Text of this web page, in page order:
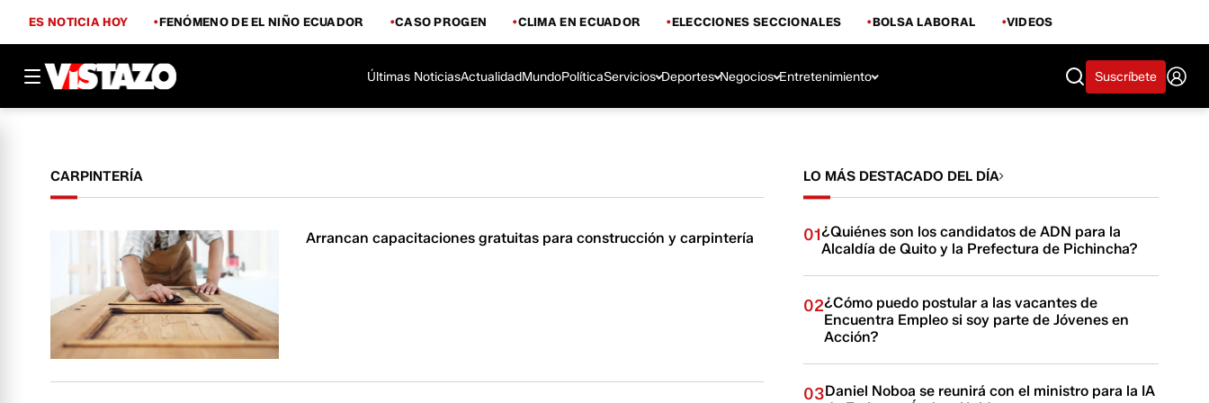
ES NOTICIA HOY FENÓMENO DE EL NIÑO ECUADOR CASO PROGEN CLIMA EN ECUADOR ELECCIONES SECCIONALES BOLSA LABORAL VIDEOS
Últimas NoticiasActualidadMundoPolíticaServicios Deportes Negocios Entretenimiento Suscríbete
CARPINTERÍA
Arrancan capacitaciones gratuitas para construcción y carpintería
LO MÁS DESTACADO DEL DÍA
01¿Quiénes son los candidatos de ADN para la
Alcaldía de Quito y la Prefectura de Pichincha?
02¿Cómo puedo postular a las vacantes de
Encuentra Empleo si soy parte de Jóvenes en
Acción?
03Daniel Noboa se reunirá con el ministro para la IA